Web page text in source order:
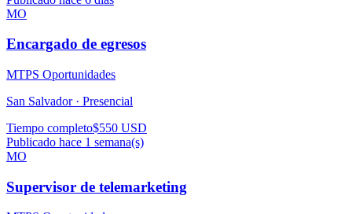
MO
Encargado de egresos
MTPS Oportunidades
San Salvador · Presencial
Tiempo completo$550 USD
Publicado hace 1 semana(s)
MO
Supervisor de telemarketing